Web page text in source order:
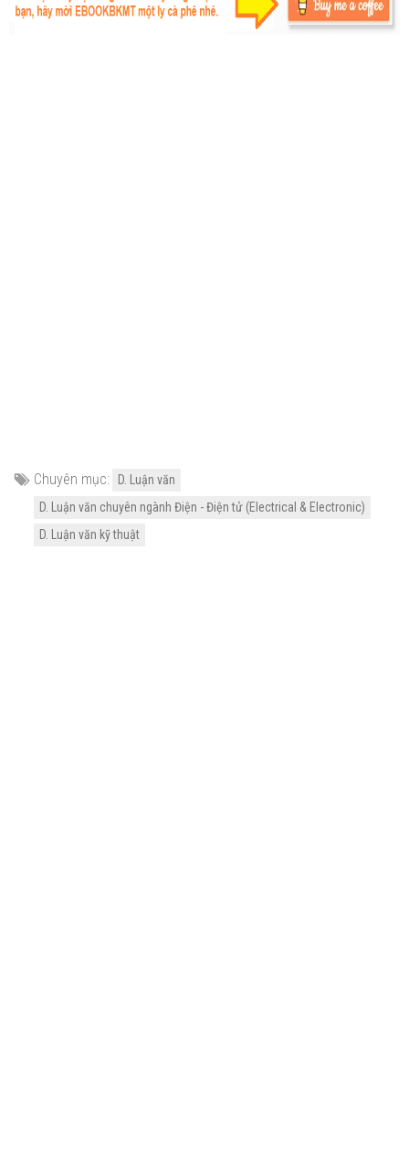
Chuyên mục:
D. Luận văn
D. Luận văn chuyên ngành Điện - Điện tử (Electrical & Electronic)
D. Luận văn kỹ thuật